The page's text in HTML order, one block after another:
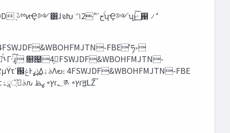
"EWJTPSZ&WBOHFMJTU &WBOHFMJTU ;;ࣾ ‫ސ‬໰ &WFOU1SPEVDFS ߨࢣ ϦαʔνΤΩεύʔτ ϓϩμΫτࣄ‫ࢧ্ཱ͛ͪۀ‬ԉ ߨࢣ ৽‫ץ‬ɾ‫؂‬༁ ৽‫ץ‬ɾॻ͖ԼΖ͠